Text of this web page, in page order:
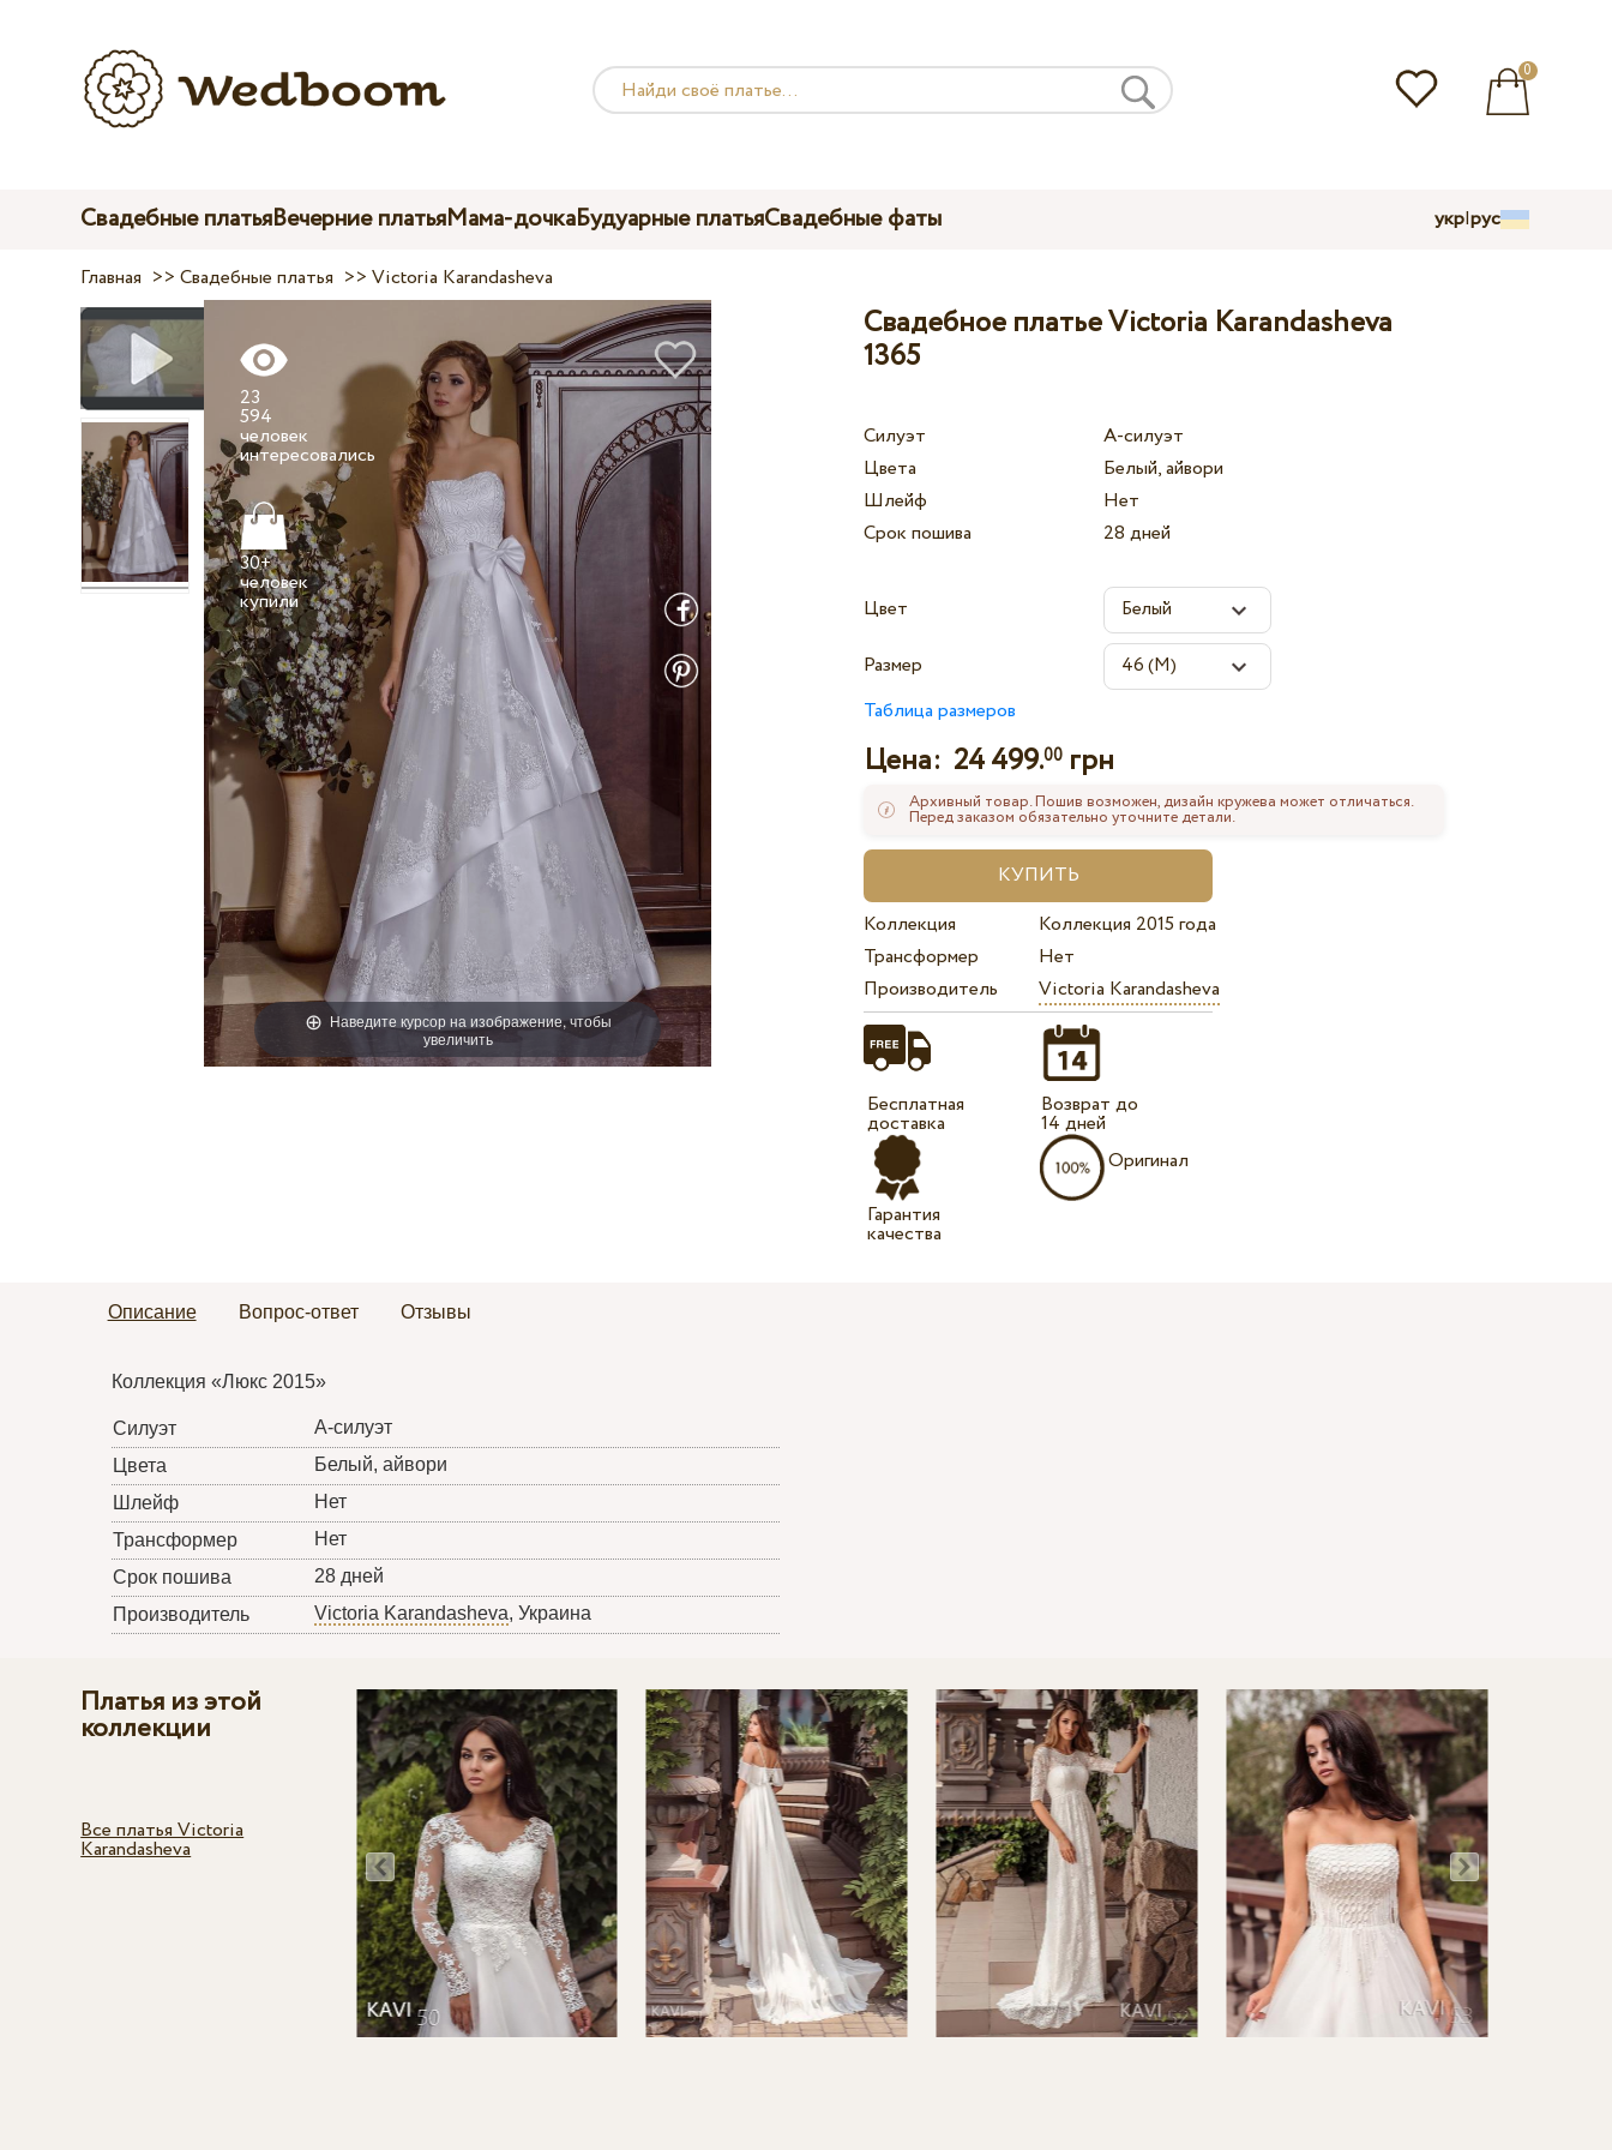
0
Свадебные платьяВечерние платьяМама-дочкаБудуарные платьяСвадебные фаты укр|рус
Главная >>Свадебные платья >>Victoria Karandasheva
Наведите курсор на изображение, чтобы
увеличить
23
594
человек
30+
человек
купили
Свадебное платье Victoria Karandasheva
1365
Силуэт
А-силуэт
Цвета
Белый, айвори
Шлейф
Нет
Срок пошива
28 дней
Цвет
Размер
Таблица размеров
Цена: 24 499.00 грн
Архивный товар. Пошив возможен, дизайн кружева может отличаться.
Перед заказом обязательно уточните детали.
Коллекция
Коллекция 2015 года
Трансформер
Нет
Производитель
Victoria Karandasheva
Бесплатная
доставка
Гарантия
качества
Возврат до
14 дней
Оригинал
Описание Вопрос-ответ Отзывы
Коллекция «Люкс 2015»
Силуэт
А-силуэт
Цвета
Белый, айвори
Шлейф
Нет
Трансформер
Нет
Срок пошива
28 дней
Производитель
Victoria Karandasheva, Украина
Платья из этой
коллекции
Все платья Victoria
Karandasheva